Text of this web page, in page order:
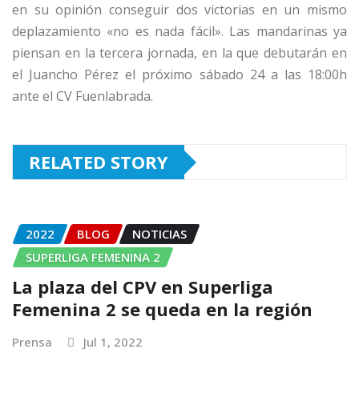
en su opinión conseguir dos victorias en un mismo
deplazamiento «no es nada fácil». Las mandarinas ya
piensan en la tercera jornada, en la que debutarán en
el Juancho Pérez el próximo sábado 24 a las 18:00h
ante el CV Fuenlabrada.
RELATED STORY
2022 BLOG
NOTICIAS
SUPERLIGA FEMENINA 2
La plaza del CPV en Superliga
Femenina 2 se queda en la región
Prensa Jul 1, 2022